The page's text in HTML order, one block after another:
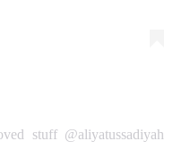
stuff @aliyatussadiyah